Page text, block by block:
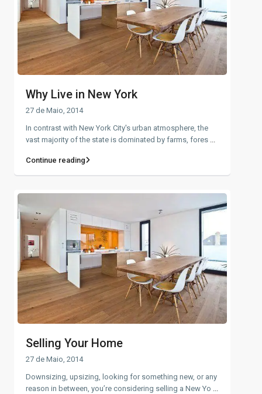
Why Live in New York
27 de Maio, 2014
In contrast with New York City's urban atmosphere, the
vast majority of the state is dominated by farms, fores
Continue reading
Selling Your Home
27 de Maio, 2014
Downsizing, upsizing, looking for something new, or any
reason in between, you’re considering selling a New Yo ...